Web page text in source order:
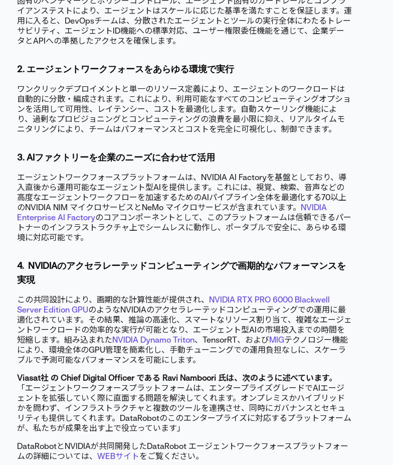
イアンステストにより、エージェントはスケールに応じた基準を満たすことを保証します。運
用に入ると、DevOpsチームは、分散されたエージェントとツールの実行全体にわたるトレー
サビリティ、エージェントID機能への標準対応、ユーザー権限委任機能を通じて、企業デー
タとAPIへの準拠したアクセスを確保します。
2. エージェントワークフォースをあらゆる環境で実行
ワンクリックデプロイメントと単一のリソース定義により、エージェントのワークロードは
自動的に分散・編成されます。これにより、利用可能なすべてのコンピューティングオプショ
ンを活用して可用性、レイテンシー、コストを最適化します。自動スケーリング機能によ
り、過剰なプロビジョニングとコンピューティングの浪費を最小限に抑え、リアルタイムモ
ニタリングにより、チームはパフォーマンスとコストを完全に可視化し、制御できます。
3. AIファクトリーを企業のニーズに合わせて活用
エージェントワークフォースプラットフォームは、NVIDIA AI Factoryを基盤としており、導
入直後から運用可能なエージェント型AIを提供します。これには、視覚、検索、音声などの
高度なエージェントワークフローを加速するためのAIパイプライン全体を最適化する70以上
のNVIDIA NIM マイクロサービスとNeMo マイクロサービスが含まれています。 NVIDIA
Enterprise AI Factoryのコアコンポーネントとして、このプラットフォームは信頼できるパー
トナーのインフラストラクチャ上でシームレスに動作し、ポータブルで安全に、あらゆる環
境に対応可能です。
4. NVIDIAのアクセラレーテッドコンピューティングで画期的なパフォーマンスを
実現
この共同設計により、画期的な計算性能が提供され、 NVIDIA RTX PRO 6000 Blackwell
Server Edition GPUのようなNVIDIAのアクセラレーテッドコンピューティングでの運用に最
適化されています。その結果、推論の高速化、スマートなリソース割り当て、複雑なエージェ
ントワークロードの効率的な実行が可能となり、エージェント型AIの市場投入までの時間を
短縮します。組み込まれたNVIDIA Dynamo Triton、TensorRT、およびMIGテクノロジー機能
により、環境全体のGPU管理を簡素化し、手動チューニングでの運用負担なしに、スケーラ
ブルで予測可能なパフォーマンスを可能にします。
Viasat社 の Chief Digital Officer である Ravi Namboori 氏は、次のように述べています。
「エージェントワークフォースプラットフォームは、エンタープライズグレードでAIエージ
ェントを拡張していく際に直面する問題を解決してくれます。オンプレミスかハイブリッド
かを問わず、インフラストラクチャと複数のツールを連携させ、同時にガバナンスとセキュ
リティも提供してくれます。DataRobotのこのエンタープライズに対応するプラットフォーム
が、私たちが成果を出す上で役立っています」
DataRobotとNVIDIAが共同開発したDataRobot エージェントワークフォースプラットフォー
ムの詳細については、 WEBサイトをご覧ください。